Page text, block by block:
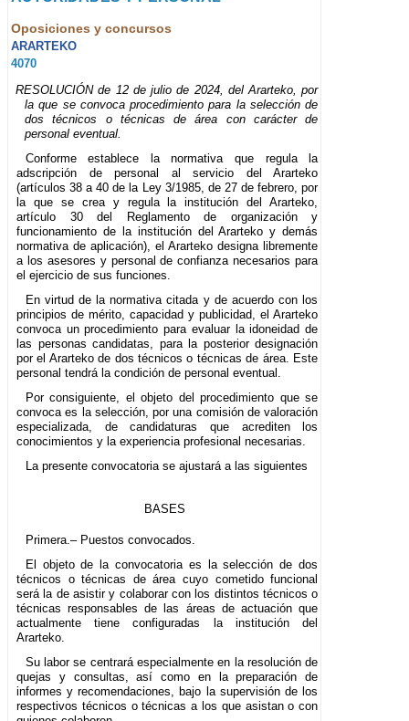
Oposiciones y concursos
ARARTEKO
4070
RESOLUCIÓN de 12 de julio de 2024, del Ararteko, por
la que se convoca procedimiento para la selección de
dos técnicos o técnicas de área con carácter de
personal eventual.
Conforme establece la normativa que regula la
adscripción de personal al servicio del Ararteko
(artículos 38 a 40 de la Ley 3/1985, de 27 de febrero, por
la que se crea y regula la institución del Ararteko,
artículo 30 del Reglamento de organización y
funcionamiento de la institución del Ararteko y demás
normativa de aplicación), el Ararteko designa libremente
a los asesores y personal de confianza necesarios para
el ejercicio de sus funciones.
En virtud de la normativa citada y de acuerdo con los
principios de mérito, capacidad y publicidad, el Ararteko
convoca un procedimiento para evaluar la idoneidad de
las personas candidatas, para la posterior designación
por el Ararteko de dos técnicos o técnicas de área. Este
personal tendrá la condición de personal eventual.
Por consiguiente, el objeto del procedimiento que se
convoca es la selección, por una comisión de valoración
especializada, de candidaturas que acrediten los
conocimientos y la experiencia profesional necesarias.
La presente convocatoria se ajustará a las siguientes
BASES
Primera.– Puestos convocados.
El objeto de la convocatoria es la selección de dos
técnicos o técnicas de área cuyo cometido funcional
será la de asistir y colaborar con los distintos técnicos o
técnicas responsables de las áreas de actuación que
actualmente tiene configuradas la institución del
Ararteko.
Su labor se centrará especialmente en la resolución de
quejas y consultas, así como en la preparación de
informes y recomendaciones, bajo la supervisión de los
respectivos técnicos o técnicas a los que asistan o con